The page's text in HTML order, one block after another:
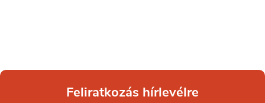
Feliratkozás hírlevélre